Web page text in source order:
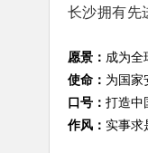
长沙拥有先
愿景： 成为全
使命： 为国家
口号： 打造中
作风： 实事求